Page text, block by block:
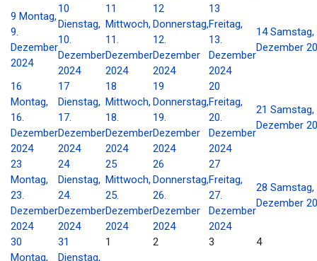
9 Montag,
9.
Dezember
2024
10
Dienstag,
10.
Dezember
2024
11
Mittwoch,
11.
Dezember
2024
12
Donnerstag,
12.
Dezember
2024
13
Freitag,
13.
Dezember
2024
14 Samstag,
Dezember
16
Montag,
16.
Dezember
2024
17
Dienstag,
17.
Dezember
2024
18
Mittwoch,
18.
Dezember
2024
19
Donnerstag,
19.
Dezember
2024
20
Freitag,
20.
Dezember
2024
21 Samstag,
Dezember
23
Montag,
23.
Dezember
2024
24
Dienstag,
24.
Dezember
2024
25
Mittwoch,
25.
Dezember
2024
26
Donnerstag,
26.
Dezember
2024
27
Freitag,
27.
Dezember
2024
28 Samstag,
Dezember
30
Montag,
31
Dienstag,
1 2 3 4